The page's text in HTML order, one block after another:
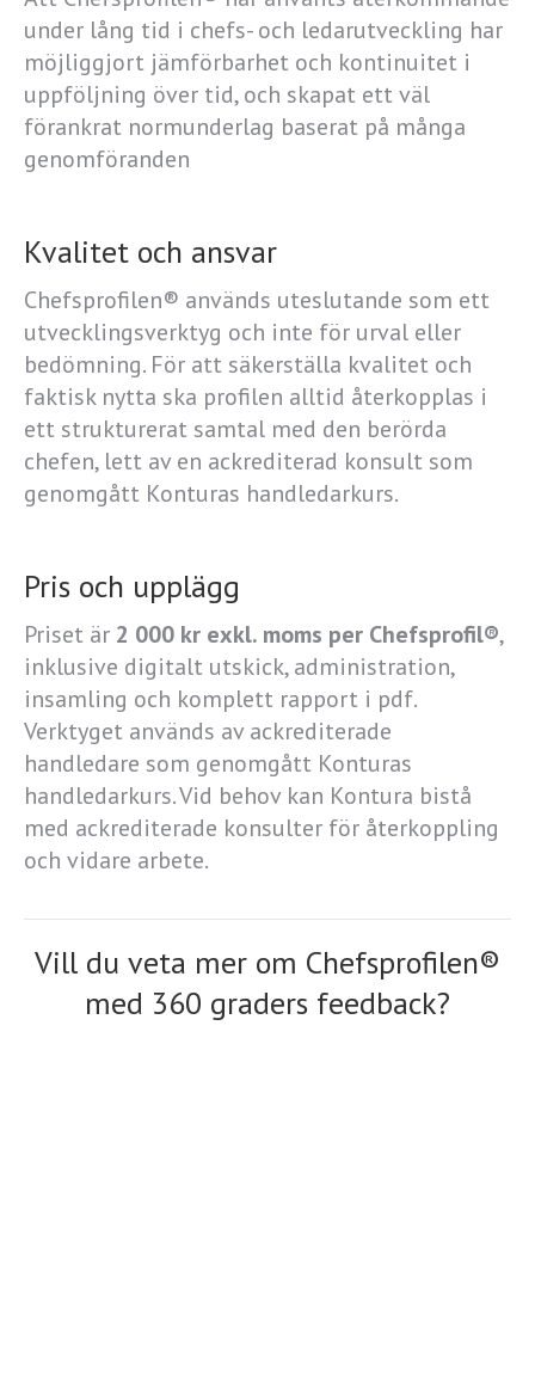
under lång tid i chefs- och ledarutveckling har
möjliggjort jämförbarhet och kontinuitet i
uppföljning över tid, och skapat ett väl
förankrat normunderlag baserat på många
genomföranden
Kvalitet och ansvar
Chefsprofilen® används uteslutande som ett
utvecklingsverktyg och inte för urval eller
bedömning. För att säkerställa kvalitet och
faktisk nytta ska profilen alltid återkopplas i
ett strukturerat samtal med den berörda
chefen, lett av en ackrediterad konsult som
genomgått Konturas handledarkurs.
Pris och upplägg
Priset är 2 000 kr exkl. moms per Chefsprofil®,
inklusive digitalt utskick, administration,
insamling och komplett rapport i pdf.
Verktyget används av ackrediterade
handledare som genomgått Konturas
handledarkurs. Vid behov kan Kontura bistå
med ackrediterade konsulter för återkoppling
och vidare arbete.
Vill du veta mer om Chefsprofilen®
med 360 graders feedback?